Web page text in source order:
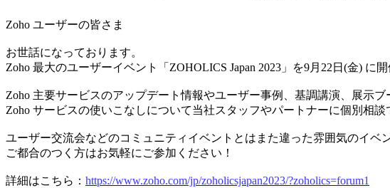
Zoho ユーザーの皆さま
お世話になっております。
Zoho 最大のユーザーイベント「ZOHOLICS Japan 2023」を9月22日(金)
Zoho 主要サービスのアップデート情報やユーザー事例、基調講演、展示ブ
Zoho サービスの使いこなしについて当社スタッフやパートナーに個別相
ユーザー交流会などのコミュニティイベントとはまた違った雰囲気のイベ
ご都合のつく方はお気軽にご参加ください！
詳細はこちら： https://www.zoho.com/jp/zoholicsjapan2023/?zoholics=forum1